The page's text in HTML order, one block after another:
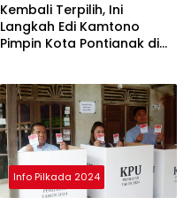
Kembali Terpilih, Ini
Langkah Edi Kamtono
Pimpin Kota Pontianak di
Info Pilkada 2024